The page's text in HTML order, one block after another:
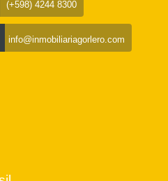
(+598) 4244 8300
info@inmobiliariagorlero.com